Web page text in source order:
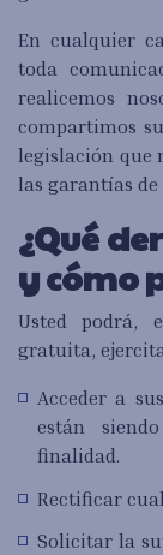
En cualquier
toda
realicemos
compartimos
legislación que
las garantías
¿Qué
y cómo
Usted podrá,
gratuita,
Acceder a
están
finalidad.
Rectificar
Solicitar la